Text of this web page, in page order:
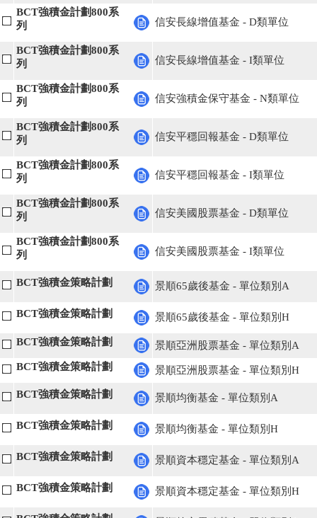
BCT強積金計劃800系
列
信安長線增值基金 - D類單位
BCT強積金計劃800系
列
信安長線增值基金 - I類單位
BCT強積金計劃800系
列
信安強積金保守基金 - N類單位
BCT強積金計劃800系
列
信安平穩回報基金 - D類單位
BCT強積金計劃800系
列
信安平穩回報基金 - I類單位
BCT強積金計劃800系
列
信安美國股票基金 - D類單位
BCT強積金計劃800系
列
信安美國股票基金 - I類單位
BCT強積金策略計劃 景順65歲後基金 - 單位類別A
BCT強積金策略計劃 景順65歲後基金 - 單位類別H
BCT強積金策略計劃
景順亞洲股票基金 - 單位類別A
BCT強積金策略計劃
景順亞洲股票基金 - 單位類別H
BCT強積金策略計劃 景順均衡基金 - 單位類別A
BCT強積金策略計劃 景順均衡基金 - 單位類別H
BCT強積金策略計劃 景順資本穩定基金 - 單位類別A
BCT強積金策略計劃 景順資本穩定基金 - 單位類別H